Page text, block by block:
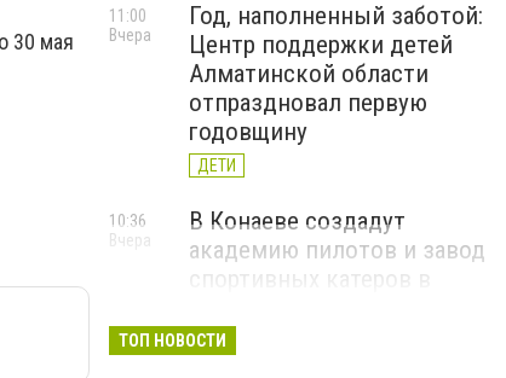
30 мая
Год, наполненный заботой:
Центр поддержки детей
Алматинской области
отпраздновал первую
годовщину
ДЕТИ
11:00
Вчера
В Конаеве создадут
академию пилотов и завод
спортивных катеров в
H2O
10:36
Вчера
ТОП НОВОСТИ